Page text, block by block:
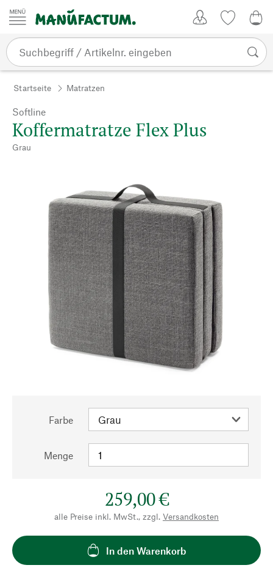
Zum Inhalt springen
Startseite Matratzen
Softline
Koffermatratze Flex Plus
Grau
Farbe
Menge
259,00 €
alle Preise inkl. MwSt., zzgl. Versandkosten
In den Warenkorb